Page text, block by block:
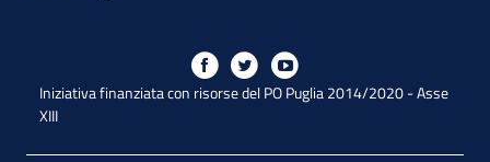
Iniziativa finanziata con risorse del PO Puglia 2014/2020 - Asse
XIII